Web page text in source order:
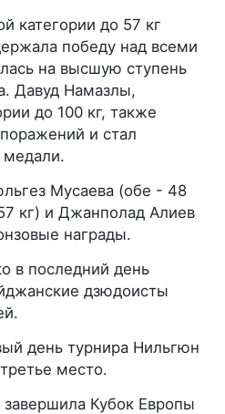
категории до 57 кг
победу над всеми
на высшую ступень
Давуд Намазлы,
до 100 кг, также
и стал
медали.
Мусаева (обе - 48
кг) и Джанполад Алиев
награды.
в последний день
дзюдоисты
день турнира Нильгюн
место.
Кубок Европы